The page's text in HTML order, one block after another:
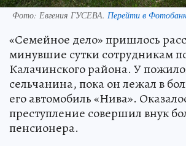
Фото: Евгения ГУСЕВА. Перейти в
«Семейное дело» пришлось
минувшие сутки сотрудникам
Калачинского района. У
сельчанина, пока он лежал в
его автомобиль «Нива».
преступление совершил внук
пенсионера.